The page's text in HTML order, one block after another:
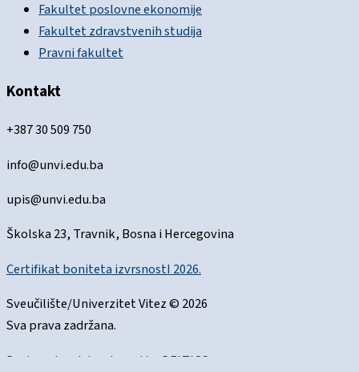
Fakultet poslovne ekonomije
Fakultet zdravstvenih studija
Pravni fakultet
Kontakt
+387 30 509 750
info@unvi.edu.ba
upis@unvi.edu.ba
Školska 23, Travnik, Bosna i Hercegovina
Certifikat boniteta izvrsnostI 2026.
Sveučilište/Univerzitet Vitez © 2026
Sva prava zadržana.
Designed and developed by DELTICO